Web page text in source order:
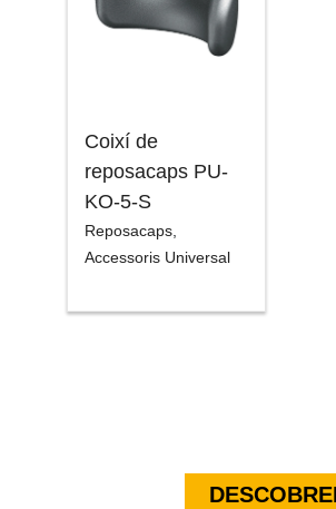
Coixí de
reposacaps PU-
KO-5-S
Reposacaps
Accessoris Universal